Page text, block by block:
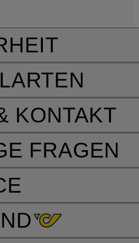
KONTAKT
FRAGEN